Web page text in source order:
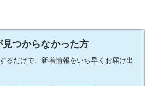
つからなかった方
るだけで、新着情報をいち早くお届け出